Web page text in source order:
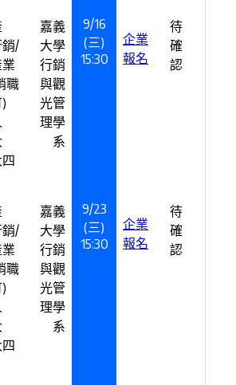
銷/
職
嘉義
大學
行銷
與觀
光管
理學
系
9/16
(三)
15:30
企業
報名
待
確
認
銷/
職
嘉義
大學
行銷
與觀
光管
理學
系
9/23
(三)
15:30
企業
報名
待
確
認